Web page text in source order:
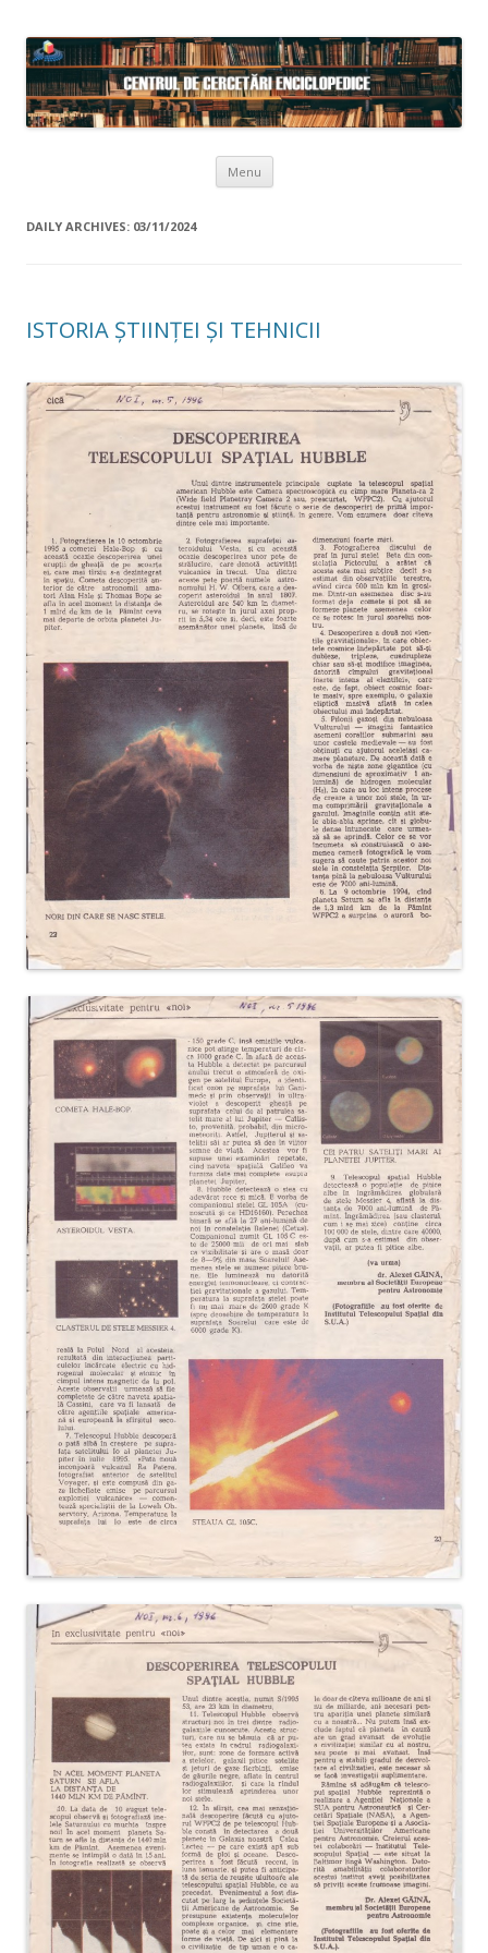
Menu Skip to content
DAILY ARCHIVES: 03/11/2024
ISTORIA ȘTIINȚEI ȘI TEHNICII